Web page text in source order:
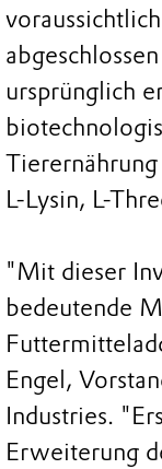
ursprünglich
L-Lysin, L-
"Mit dieser
bedeutende
Engel,
Industries.
Erweiterung